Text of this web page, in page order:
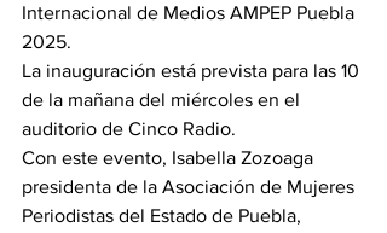
Internacional de Medios AMPEP Puebla
2025.
La inauguración está prevista para las 10
de la mañana del miércoles en el
auditorio de Cinco Radio.
Con este evento, Isabella Zozoaga
presidenta de la Asociación de Mujeres
Periodistas del Estado de Puebla,